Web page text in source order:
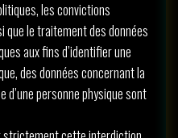
les convictions
que le traitement des données
aux fins d’identifier une
des données concernant la
d’une personne physique sont